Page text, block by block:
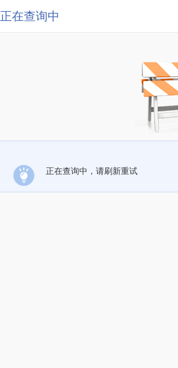
正在查询中
正在查询中，请刷新重试